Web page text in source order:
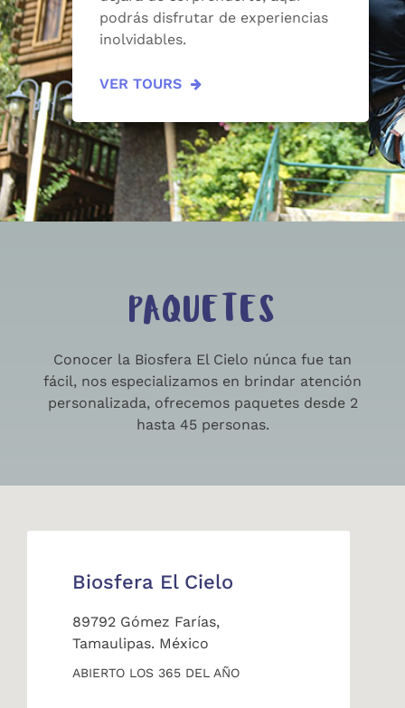
podrás disfrutar de experiencias
inolvidables.
VER TOURS
PAQUETES
Conocer la Biosfera El Cielo núnca fue tan
fácil, nos especializamos en brindar atención
personalizada, ofrecemos paquetes desde 2
hasta 45 personas.
Biosfera El Cielo
89792 Gómez Farías,
Tamaulipas. México
ABIERTO LOS 365 DEL AÑO